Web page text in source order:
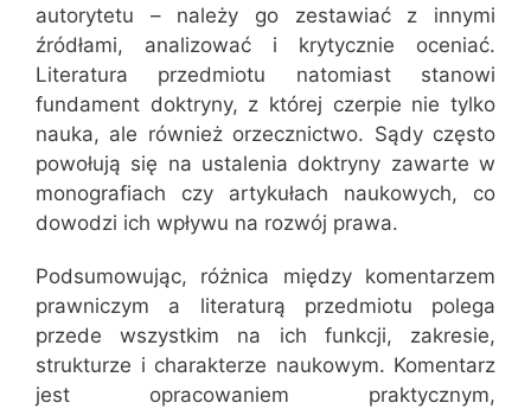
autorytetu – należy go zestawiać z innymi
źródłami, analizować i krytycznie oceniać.
Literatura przedmiotu natomiast stanowi
fundament doktryny, z której czerpie nie tylko
nauka, ale również orzecznictwo. Sądy często
powołują się na ustalenia doktryny zawarte w
monografiach czy artykułach naukowych, co
dowodzi ich wpływu na rozwój prawa.
Podsumowując, różnica między komentarzem
prawniczym a literaturą przedmiotu polega
przede wszystkim na ich funkcji, zakresie,
strukturze i charakterze naukowym. Komentarz
jest opracowaniem praktycznym,